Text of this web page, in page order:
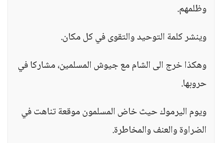
وظلمهم.
وينشر كلمة التوحيد والتقوى في كل مكان.
وهكذا خرج الى الشام مع جيوش المسلمين، مشاركا في
حروبها.
ويوم اليرموك حيث خاض المسلمون موقعة تناهت في
الضراوة والعنف والمخاطرة.